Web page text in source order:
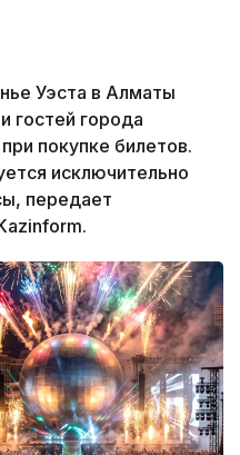
Уэста в Алматы
гостей города
покупке билетов.
исключительно
передает